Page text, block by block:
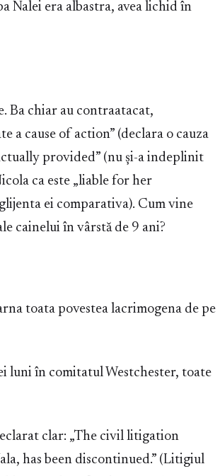
Nalei era albastra, avea lichid în
Ba chiar au contraatacat,
a cause of action” (declara o cauza
provided” (nu și-a indeplinit
ca este „liable for her
ei comparativa). Cum vine
cainelui în vârstă de 9 ani?
toata povestea lacrimogena de pe
luni în comitatul Westchester, toate
clar: „The civil litigation
has been discontinued.” (Litigiul